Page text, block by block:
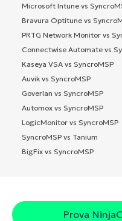
Microsoft Intune vs
Bravura Optitune vs
PRTG Network Monitor vs
Connectwise Automate vs
Kaseya VSA vs SyncroMSP
Auvik vs SyncroMSP
Goverlan vs SyncroMSP
Automox vs SyncroMSP
LogicMonitor vs SyncroMSP
SyncroMSP vs Tanium
BigFix vs SyncroMSP
Prova